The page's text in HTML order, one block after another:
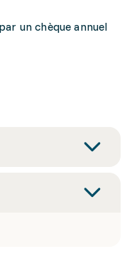
un chèque annuel